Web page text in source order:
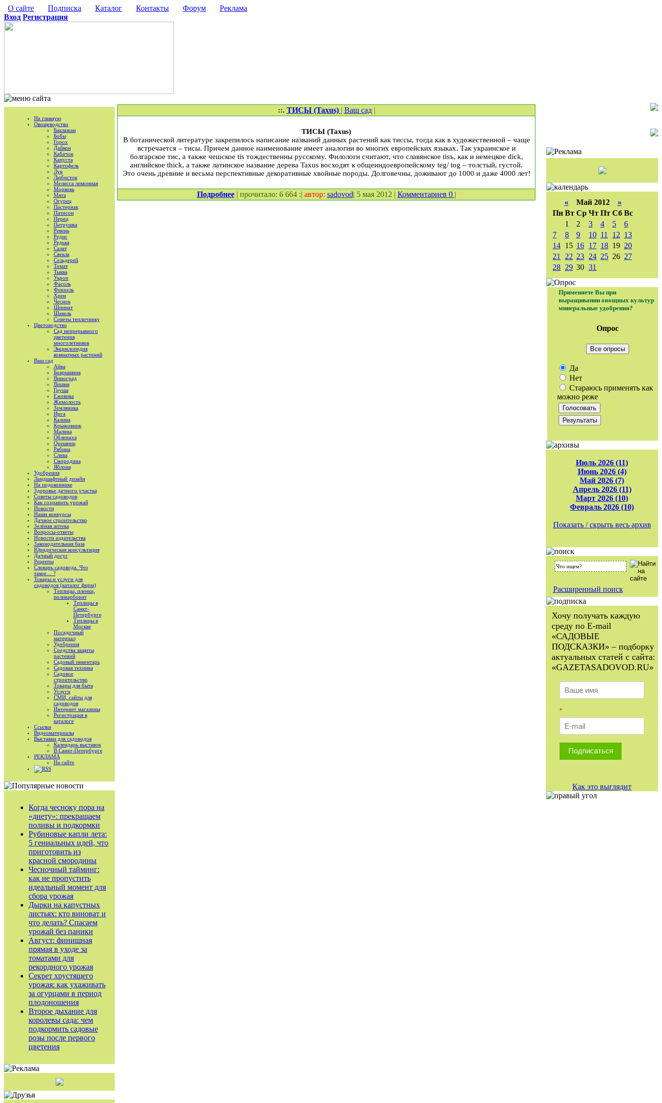
О сайте Подписка Каталог Контакты Форум
Реклама
Вход Регистрация
На главную
Овощеводство
Баклажан
Бобы
Горох
Дайкон
Кабачок
Капуста
Картофель
Лук
Любисток
Мелисса лимонная
Морковь
Мята
Огурец
Пастернак
Патисон
Перец
Петрушка
Ревень
Редис
Редька
Салат
Свекла
Сельдерей
Томат
Тыква
Укроп
Фасоль
Фенхель
Хрен
Чеснок
Шпинат
Шавель
Советы тепличнику
Цветоводство
Сад непрерывного
цветения
многолетников
Энциклопедия
комнатных растений
Ваш сад
Айва
Боярышник
Виноград
Вишня
Груша
Ежевика
Жимолость
Земляника
Ирга
Калина
Крыжовник
Малина
Облепиха
Орешник
Рябина
Слива
Смородина
Яблоня
Удобрения
Ландшафтный дизайн
На подоконнике
Здоровье дачного участка
Советы садоводов
Как сохранить урожай
Новости
Наши конкурсы
Дачное строительство
Зелёная аптека
Вопросы-ответы
Новости издательства
Законодательная база
Юридическая консультация
Дачный досуг
Рецепты
Словарь садовода. Что
такое… ?
Товары и услуги для
садоводов (каталог фирм)
Теплицы, пленки,
поликарбонат
Теплицы в
Санкт-
Петербурге
Теплицы в
Москве
Посадочный
материал
Удобрения
Средства защиты
растений
Садовый инвентарь
Садовая техника
Садовое
строительство
Товары для быта
Услуги
СМИ, сайты для
садоводов
Интернет магазины
Регистрация в
каталоге
Ссылки
Видеоматериалы
Выставки для садоводов
Календарь выставок
В Санкт-Петербурге
РЕКЛАМА
На сайте
RSS
Когда чесноку пора на
«диету»: прекращаем
поливы и подкормки
Рубиновые капли лета:
5 гениальных идей, что
приготовить из
красной смородины
Чесночный тайминг:
как не пропустить
идеальный момент для
сбора урожая
Дырки на капустных
листьях: кто виноват и
что делать? Спасаем
урожай без паники
Август: финишная
прямая в уходе за
томатами для
рекордного урожая
Секрет хрустящего
урожая: как ухаживать
за огурцами в период
плодоношения
Второе дыхание для
королевы сада: чем
подкормить садовые
розы после первого
цветения
::. ТИСЫ (Taxus) | Ваш сад|
ТИСЫ (Taxus)
В ботанической литературе закрепилось написание названий данных растений как тиссы, тогда как в художественной – чаще
встречается – тисы. Причем данное наименование имеет аналогии во многих европейских языках. Так украинское и
болгарское тис, а также чешское tis тождественны русскому. Филологи считают, что славянское tisъ, как и немецкое dick,
английское thick, а также латинское название дерева Taxus восходят к общеиндоевропейскому teg/ tog – толстый, густой.
Это очень древние и весьма перспективные декоративные хвойные породы. Долговечны, доживают до 1000 и даже 4000 лет!
Подробнее| прочитало: 6 664 :| автор: sadovod| 5 мая 2012 | Комментариев 0 |
«Май 2012 »
Пн Вт Ср Чт Пт Сб Вс
1
2 3 4 5
6
7
8 9 10 11 12 13
14 15 16 17 18 19 20
21
22 23 24 25 26 27
28 29 30 31
Применяете Вы при
выращивании овощных культур
минеральные удобрения?
Опрос
Все опросы
Да
Нет
Стараюсь применять как
можно реже
Июль 2026 (11)
Июнь 2026 (4)
Май 2026 (7)
Апрель 2026 (11)
Март 2026 (10)
Февраль 2026 (10)
Показать / скрыть весь архив
Расширенный поиск
Хочу получать каждую
среду по E-mail
«САДОВЫЕ
ПОДСКАЗКИ» – подборку
актуальных статей с сайта:
«GAZETASADOVOD.RU»
*
Подписаться
Как это выглядит